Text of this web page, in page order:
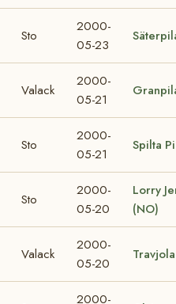
Sto
2000-
05-23
Valack
2000-
05-21
Sto
2000-
05-21
Spilta
Sto
2000-
05-20
Lorry
(NO)
Valack
2000-
05-20
Travjola
2000-